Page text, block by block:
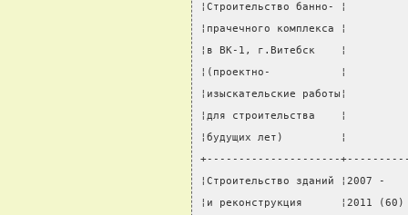
¦Строительство
¦прачечного
¦в ВК-1, г.Витебск
¦(проектно-           ¦
¦изыскательские
¦для строительства
¦будущих лет)         ¦
+---------------------
¦Строительство
¦и реконструкция